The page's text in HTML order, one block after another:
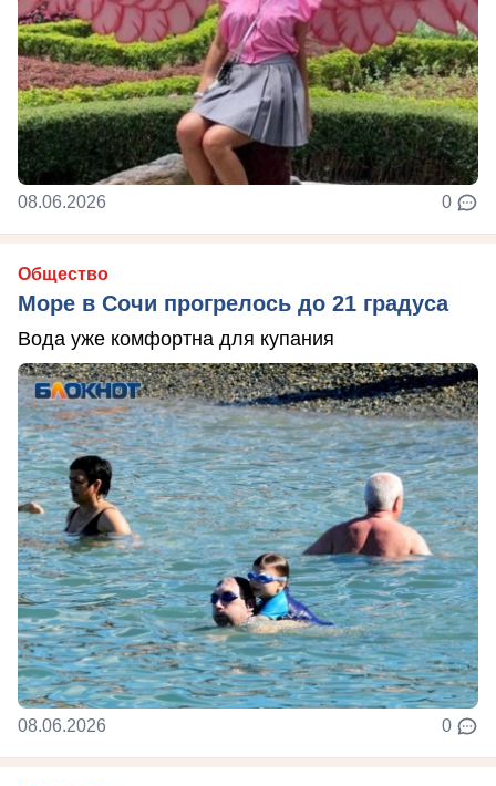
08.06.2026 0
Общество
Море в Сочи прогрелось до 21 градуса
Вода уже комфортна для купания
08.06.2026 0